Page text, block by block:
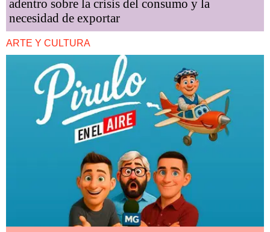
adentro sobre la crisis del consumo y la
necesidad de exportar
ARTE Y CULTURA